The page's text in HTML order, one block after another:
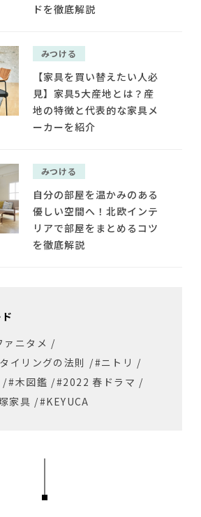
ドを徹底解説
みつける
【家具を買い替えたい人必
見】家具5大産地とは？産
地の特徴と代表的な家具メ
ーカーを紹介
みつける
自分の部屋を温かみのある
優しい空間へ！北欧インテ
リアで部屋をまとめるコツ
を徹底解説
ァニタメ /
イリングの法則 /#ニトリ /
/#木図鑑 /#2022 春ドラマ /
家具 /#KEYUCA